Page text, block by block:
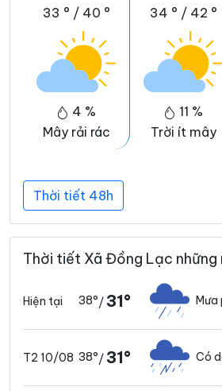
33 ° / 40 °
4 %
Mây rải rác
34 ° / 42 °
11 %
Trời ít mây
Thời tiết 48h
Thời tiết Xã Đồng Lạc những
Hiện tại 38°/31° Mưa
T2 10/08 38°/31° Có